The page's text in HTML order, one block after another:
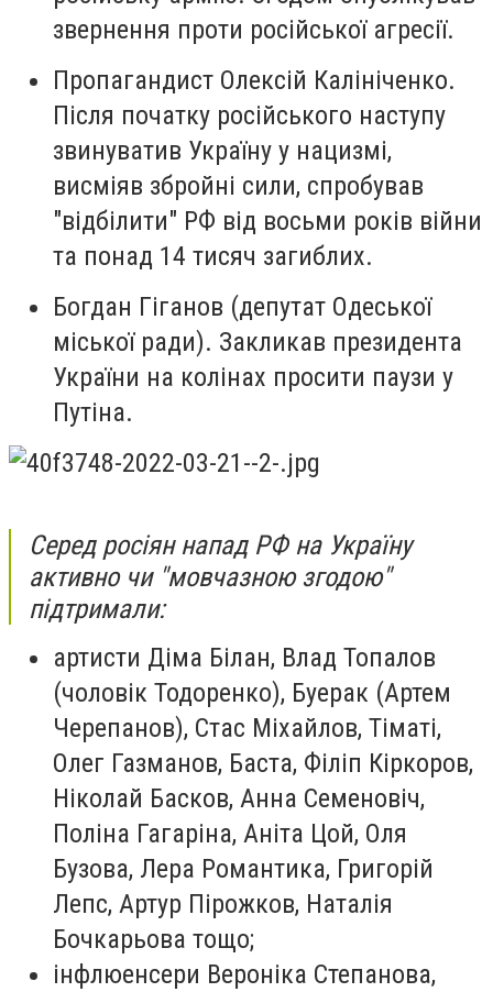
звернення проти російської агресії.
Пропагандист Олексій Калініченко.
Після початку російського наступу
звинуватив Україну у нацизмі,
висміяв збройні сили, спробував
"відбілити" РФ від восьми років війни
та понад 14 тисяч загиблих.
Богдан Гіганов (депутат Одеської
міської ради). Закликав президента
України на колінах просити паузи у
Путіна.
Серед росіян напад РФ на Україну
активно чи "мовчазною згодою"
підтримали:
артисти Діма Білан, Влад Топалов
(чоловік Тодоренко), Буерак (Артем
Черепанов), Стас Міхайлов, Тіматі,
Олег Газманов, Баста, Філіп Кіркоров,
Ніколай Басков, Анна Семеновіч,
Поліна Гагаріна, Аніта Цой, Оля
Бузова, Лера Романтика, Григорій
Лепс, Артур Пірожков, Наталія
Бочкарьова тощо;
інфлюенсери Вероніка Степанова,